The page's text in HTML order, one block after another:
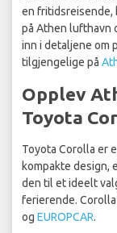
en fritidsreisende,
på Athen lufthavn
inn i detaljene om
tilgjengelige på
Opplev
Toyota
Toyota Corolla er
kompakte
den til et ideelt
ferierende.
og EUROPCAR.